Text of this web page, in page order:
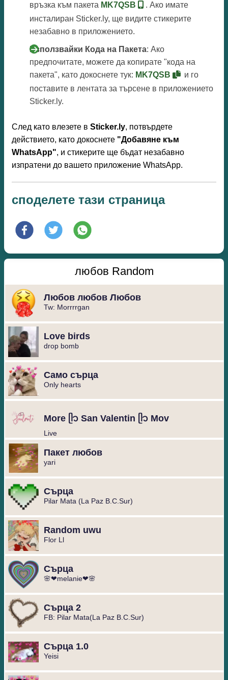
връзка към пакета MK7QSB
. Ако имате
инсталиран Sticker.ly, ще видите стикерите
незабавно в приложението.
Използвайки Кода на Пакета: Ако
предпочитате, можете да копирате "кода на
пакета", като докоснете тук: MK7QSB
и го
поставите в лентата за търсене в приложението
Sticker.ly.
След като влезете в Sticker.ly, потвърдете
действието, като докоснете "Добавяне към
WhatsApp", и стикерите ще бъдат незабавно
изпратени до вашето приложение WhatsApp.
споделете тази страница
любов Random
Любов любов Любов
Tw: Morrrrgan
Love birds
drop bomb
Само сърца
Only hearts
More ᥫ᭡ San Valentin ᥫ᭡ Mov
Live
Пакет любов
yari
Сърца
Pilar Mata (La Paz B.C.Sur)
Random uwu
Flor Ll
Сърца
🌸❤melanie❤🌸
Сърца 2
FB: Pilar Mata(La Paz B.C.Sur)
Сърца 1.0
Yeisi